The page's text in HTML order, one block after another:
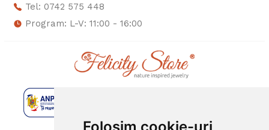
Tel: 0742 575 448
Program: L-V: 11:00 - 16:00